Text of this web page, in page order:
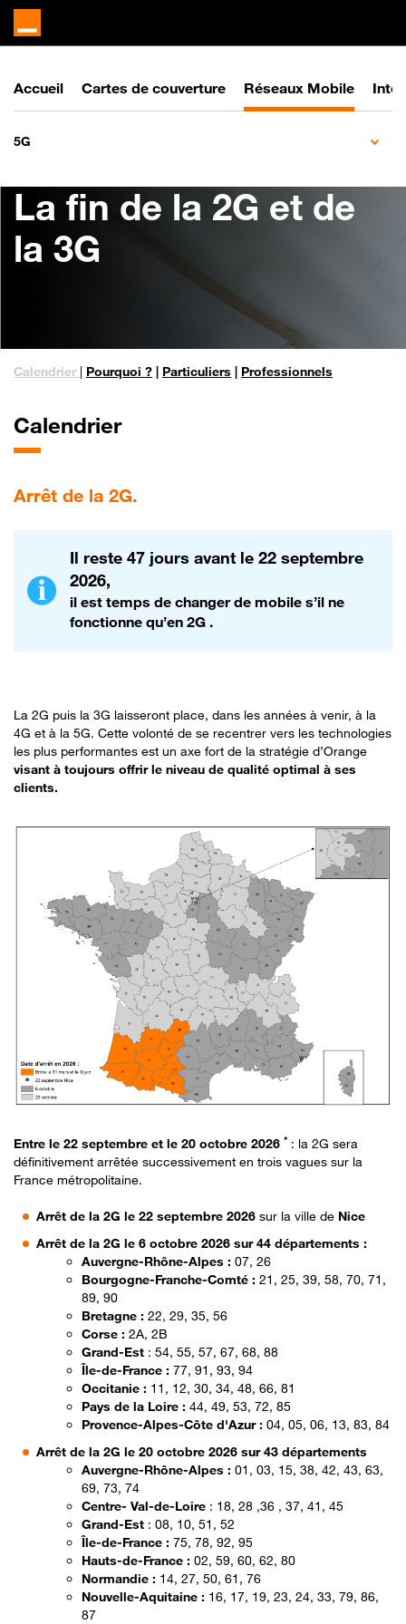
Accueil Cartes de couverture Réseaux Mobile
5G
La fin de la 2G et de
la 3G
Calendrier | Pourquoi ? | Particuliers | Professionnels
Calendrier
Arrêt de la 2G.
Il reste 47 jours avant le 22 septembre
2026,
il est temps de changer de mobile s’il ne
fonctionne qu’en 2G .
La 2G puis la 3G laisseront place, dans les années à venir, à la
4G et à la 5G. Cette volonté de se recentrer vers les technologies
les plus performantes est un axe fort de la stratégie d’Orange
visant à toujours offrir le niveau de qualité optimal à ses
clients.
Entre le 22 septembre et le 20 octobre 2026 * : la 2G sera
définitivement arrêtée successivement en trois vagues sur la
France métropolitaine.
Arrêt de la 2G le 22 septembre 2026 sur la ville de Nice
Arrêt de la 2G le 6 octobre 2026 sur44 départements :
Auvergne-Rhône-Alpes : 07, 26
Bourgogne-Franche-Comté : 21, 25, 39, 58, 70, 71,
89, 90
Bretagne : 22, 29, 35, 56
Corse : 2A, 2B
Grand-Est : 54, 55, 57, 67, 68, 88
Île-de-France : 77, 91, 93, 94
Occitanie : 11, 12, 30, 34, 48, 66, 81
Pays de la Loire : 44, 49, 53, 72, 85
Provence-Alpes-Côte d'Azur : 04, 05, 06, 13, 83, 84
Arrêt de la 2G le 20 octobre 2026 sur 43 départements
Auvergne-Rhône-Alpes : 01, 03, 15, 38, 42, 43, 63,
69, 73, 74
Centre- Val-de-Loire : 18, 28 ,36 , 37, 41, 45
Grand-Est : 08, 10, 51, 52
Île-de-France : 75, 78, 92, 95
Hauts-de-France : 02, 59, 60, 62, 80
Normandie : 14, 27, 50, 61, 76
Nouvelle-Aquitaine : 16, 17, 19, 23, 24, 33, 79, 86,
87